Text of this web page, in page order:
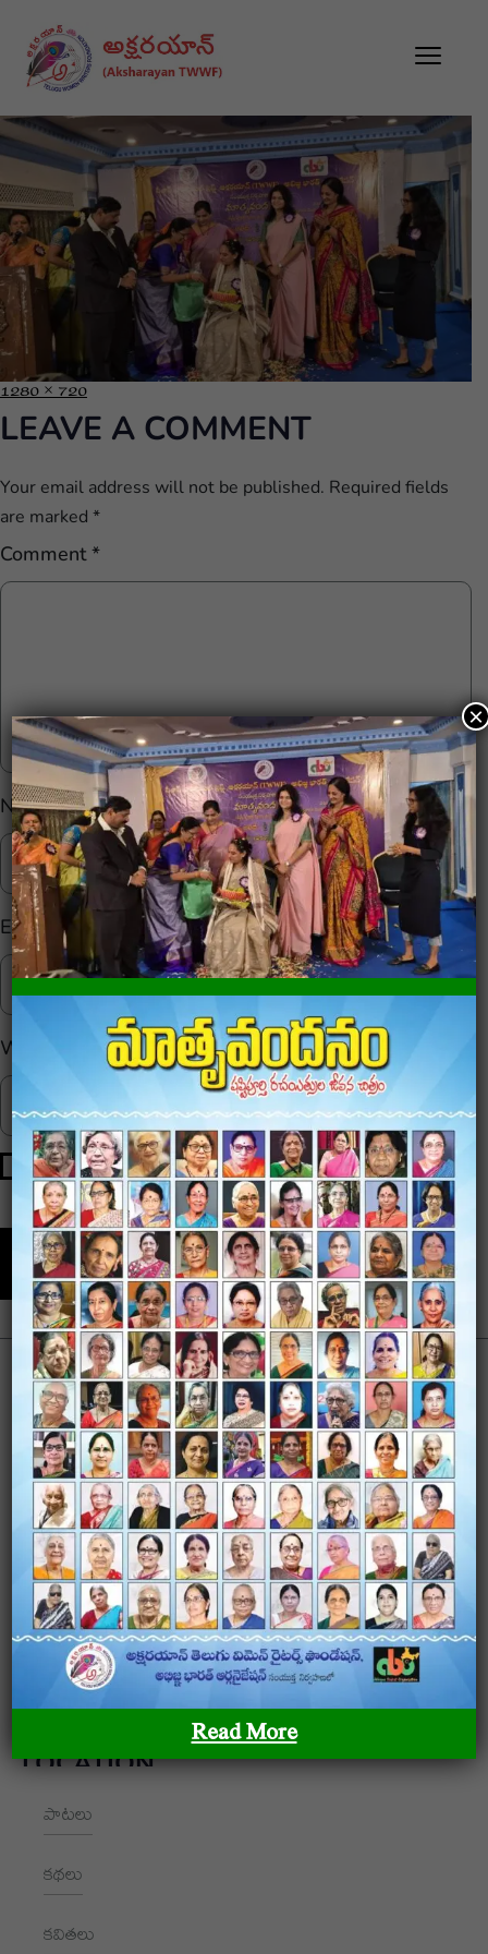
1280 × 720
LEAVE A COMMENT
Your email address will not be published. Required fields
are marked *
Comment*
Name*
Email *
Website
Save my name, email, and website in this browser for
the next time I comment.
అక్షరయాన్ – తెలుగు మహిళా రచయితల ఫౌండేషన్ అక్షరయాన్ –
తెలుగు మహిళా రచయితల ఫౌండేషన్ అక్షరయాన్ – తెలుగు
మహిళా రచయితల ఫౌండేషన్
OUR SITEMAP
పాటలు
కథలు
కవితలు
LOCATION
+91 9989928562
hello@aksharayan.com
1002, Royal Pavilion, A Block,
Read More
×